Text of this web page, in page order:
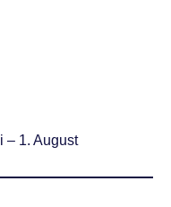
– 1. August